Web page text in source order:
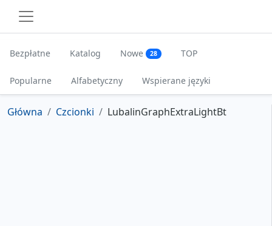
Bezpłatne Katalog Nowe 28 TOP
Popularne Alfabetyczny Wspierane języki
Główna Czcionki LubalinGraphExtraLightBt